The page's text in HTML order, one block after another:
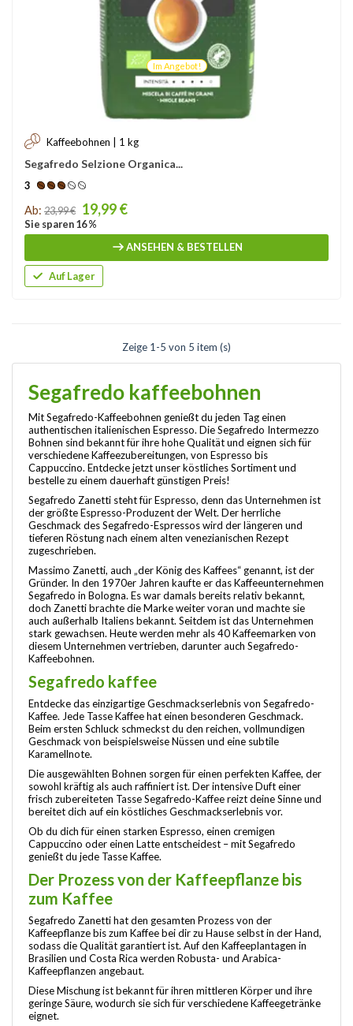
Im Angebot!
Kaffeebohnen | 1 kg
Segafredo Selzione Organica...
3
Price
Ab: 23,99 € 19,99 €
Sie sparen 16 %
ANSEHEN & BESTELLEN
Auf Lager
Zeige 1-5 von 5 item (s)
Segafredo kaffeebohnen
Mit Segafredo-Kaffeebohnen genießt du jeden Tag einen
authentischen italienischen Espresso. Die Segafredo Intermezzo
Bohnen sind bekannt für ihre hohe Qualität und eignen sich für
verschiedene Kaffeezubereitungen, von Espresso bis
Cappuccino. Entdecke jetzt unser köstliches Sortiment und
bestelle zu einem dauerhaft günstigen Preis!
Segafredo Zanetti steht für Espresso, denn das Unternehmen ist
der größte Espresso-Produzent der Welt. Der herrliche
Geschmack des Segafredo-Espressos wird der längeren und
tieferen Röstung nach einem alten venezianischen Rezept
zugeschrieben.
Massimo Zanetti, auch „der König des Kaffees“ genannt, ist der
Gründer. In den 1970er Jahren kaufte er das Kaffeeunternehmen
Segafredo in Bologna. Es war damals bereits relativ bekannt,
doch Zanetti brachte die Marke weiter voran und machte sie
auch außerhalb Italiens bekannt. Seitdem ist das Unternehmen
stark gewachsen. Heute werden mehr als 40 Kaffeemarken von
diesem Unternehmen vertrieben, darunter auch Segafredo-
Kaffeebohnen.
Segafredo kaffee
Entdecke das einzigartige Geschmackserlebnis von Segafredo-
Kaffee. Jede Tasse Kaffee hat einen besonderen Geschmack.
Beim ersten Schluck schmeckst du den reichen, vollmundigen
Geschmack von beispielsweise Nüssen und eine subtile
Karamellnote.
Die ausgewählten Bohnen sorgen für einen perfekten Kaffee, der
sowohl kräftig als auch raffiniert ist. Der intensive Duft einer
frisch zubereiteten Tasse Segafredo-Kaffee reizt deine Sinne und
bereitet dich auf ein köstliches Geschmackserlebnis vor.
Ob du dich für einen starken Espresso, einen cremigen
Cappuccino oder einen Latte entscheidest – mit Segafredo
genießt du jede Tasse Kaffee.
Der Prozess von der Kaffeepflanze bis
zum Kaffee
Segafredo Zanetti hat den gesamten Prozess von der
Kaffeepflanze bis zum Kaffee bei dir zu Hause selbst in der Hand,
sodass die Qualität garantiert ist. Auf den Kaffeeplantagen in
Brasilien und Costa Rica werden Robusta- und Arabica-
Kaffeepflanzen angebaut.
Diese Mischung ist bekannt für ihren mittleren Körper und ihre
geringe Säure, wodurch sie sich für verschiedene Kaffeegetränke
eignet.